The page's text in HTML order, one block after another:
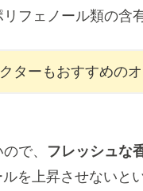
フェノール類の含
クターもおすすめの
で、 フレッシュな
を上昇させないと